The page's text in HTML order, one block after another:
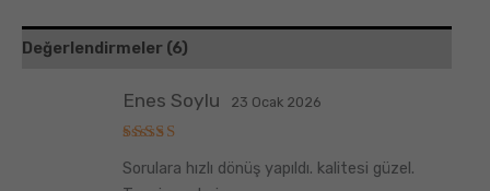
Değerlendirmeler (6)
üzerinden
5 oy aldı
Enes Soylu 23 Ocak 2026
Sorulara hızlı dönüş yapıldı. kalitesi güzel.